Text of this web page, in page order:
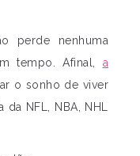
perde nenhuma
tempo. Afinal, a
o sonho de viver
NFL, NBA, NHL